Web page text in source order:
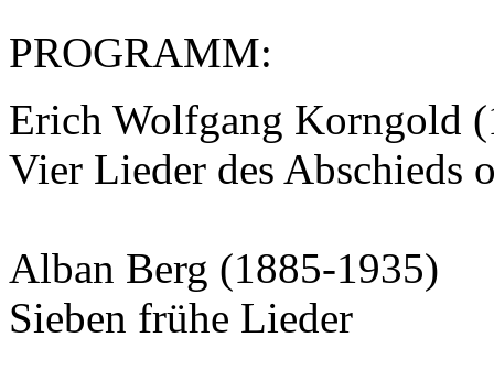
PROGRAMM:
Erich Wolfgang Korngold
Vier Lieder des Abschieds
Alban Berg (1885-1935)
Sieben frühe Lieder